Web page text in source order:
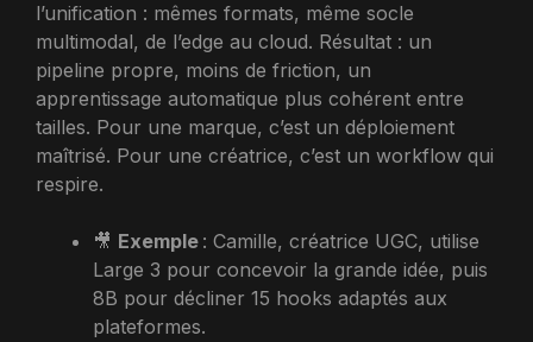
l’unification : mêmes formats, même socle
multimodal, de l’edge au cloud. Résultat : un
pipeline propre, moins de friction, un
apprentissage automatique plus cohérent entre
tailles. Pour une marque, c’est un déploiement
maîtrisé. Pour une créatrice, c’est un workflow qui
respire.
🎥 Exemple : Camille, créatrice UGC, utilise
Large 3 pour concevoir la grande idée, puis
8B pour décliner 15 hooks adaptés aux
plateformes.